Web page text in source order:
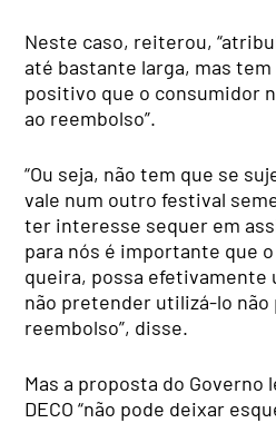
Neste caso, reiterou,
até bastante larga, mas
positivo que o consumidor
ao reembolso”.
“Ou seja, não tem que se
vale num outro festival
ter interesse sequer em
para nós é importante que
queira, possa efetivamente
não pretender utilizá-lo
reembolso”, disse.
Mas a proposta do Governo
DECO “não pode deixar